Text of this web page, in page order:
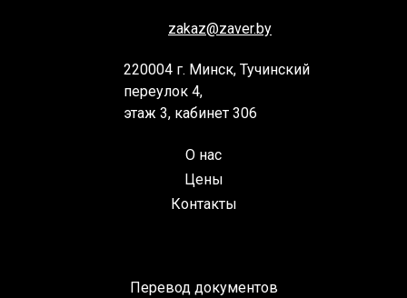
zakaz@zaver.by
220004 г. Минск, Тучинский
переулок 4,
этаж 3, кабинет 306
О нас
Цены
Контакты
Перевод документов